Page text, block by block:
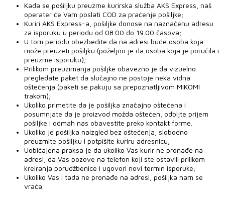
Kada se pošiljku preuzme kurirska služba AKS Express, naš
operater će Vam poslati COD za praćenje pošiljke;
Kuriri AKS Express-a, pošiljke donose na naznačenu adresu
za isporuku u periodu od 08.00 do 19.00 časova;
U tom periodu obezbedite da na adresi bude osoba koja
može preuzeti pošiljku (poželjno je da osoba koja je poručila i
preuzme isporuku);
Prilikom preuzimanja pošiljke obavezno je da vizuelno
pregledate paket da slučajno ne postoje neka vidna
oštećenja (paketi se pakuju sa prepoznatljivom MIKOMI
trakom);
Ukoliko primetite da je pošiljka značajno oštećena i
posumnjate da je proizvod možda oštećen, odbijte prijem
pošiljke i odmah nas obavestite preko kontakt forme.
Ukoliko je pošiljka naizgled bez oštećenja, slobodno
preuzmite pošiljku i potpišite kuriru adresnicu;
Uobičajena praksa je da ukoliko Vas kurir ne pronađe na
adresi, da Vas pozove na telefon koji ste ostavili prilikom
kreiranja porudžbenice i ugovori novi termin isporuke;
Ukoliko Vas i tada ne pronađe na adresi, pošiljka nam se
vraća.